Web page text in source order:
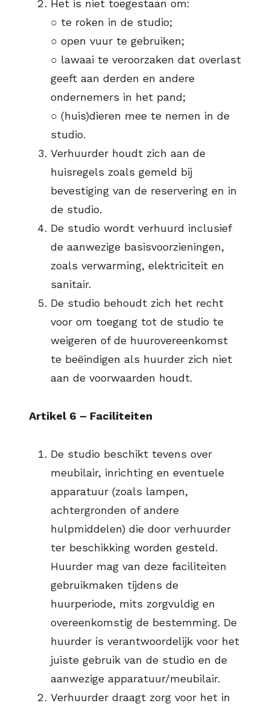
Het is niet toegestaan om:
○ te roken in de studio;
○ open vuur te gebruiken;
○ lawaai te veroorzaken dat overlast
geeft aan derden en andere
ondernemers in het pand;
○ (huis)dieren mee te nemen in de
studio.
Verhuurder houdt zich aan de
huisregels zoals gemeld bij
bevestiging van de reservering en in
de studio.
De studio wordt verhuurd inclusief
de aanwezige basisvoorzieningen,
zoals verwarming, elektriciteit en
sanitair.
De studio behoudt zich het recht
voor om toegang tot de studio te
weigeren of de huurovereenkomst
te beëindigen als huurder zich niet
aan de voorwaarden houdt.
Artikel 6 – Faciliteiten
De studio beschikt tevens over
meubilair, inrichting en eventuele
apparatuur (zoals lampen,
achtergronden of andere
hulpmiddelen) die door verhuurder
ter beschikking worden gesteld.
Huurder mag van deze faciliteiten
gebruikmaken tijdens de
huurperiode, mits zorgvuldig en
overeenkomstig de bestemming. De
huurder is verantwoordelijk voor het
juiste gebruik van de studio en de
aanwezige apparatuur/meubilair.
Verhuurder draagt zorg voor het in